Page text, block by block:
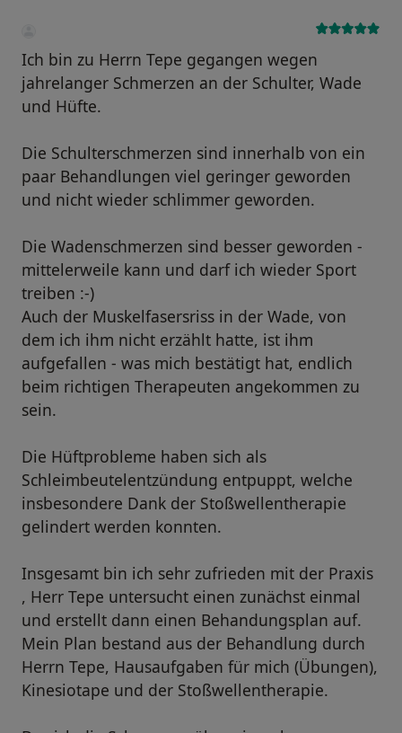
Ich bin zu Herrn Tepe gegangen wegen
jahrelanger Schmerzen an der Schulter, Wade
und Hüfte.
Die Schulterschmerzen sind innerhalb von ein
paar Behandlungen viel geringer geworden
und nicht wieder schlimmer geworden.
Die Wadenschmerzen sind besser geworden -
mittelerweile kann und darf ich wieder Sport
treiben :-)
Auch der Muskelfasersriss in der Wade, von
dem ich ihm nicht erzählt hatte, ist ihm
aufgefallen - was mich bestätigt hat, endlich
beim richtigen Therapeuten angekommen zu
sein.
Die Hüftprobleme haben sich als
Schleimbeutelentzündung entpuppt, welche
insbesondere Dank der Stoßwellentherapie
gelindert werden konnten.
Insgesamt bin ich sehr zufrieden mit der Praxis
, Herr Tepe untersucht einen zunächst einmal
und erstellt dann einen Behandungsplan auf.
Mein Plan bestand aus der Behandlung durch
Herrn Tepe, Hausaufgaben für mich (Übungen),
Kinesiotape und der Stoßwellentherapie.